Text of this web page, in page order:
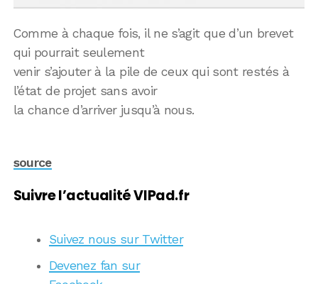
Comme à chaque fois, il ne s’agit que d’un brevet
qui pourrait seulement
venir s’ajouter à la pile de ceux qui sont restés à
l’état de projet sans avoir
la chance d’arriver jusqu’à nous.
source
Suivre l’actualité VIPad.fr
Suivez nous sur Twitter
Devenez fan sur